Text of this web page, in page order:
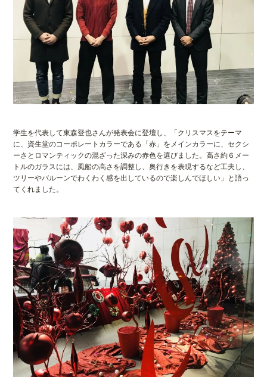
学生を代表して東森登也さんが発表会に登壇し、「クリスマスをテーマ
に、資生堂のコーポレートカラーである「赤」をメインカラーに、セクシ
ーさとロマンティックの混ざった深みの赤色を選びました。高さ約６メー
トルのガラスには、風船の高さを調整し、奥行きを表現するなど工夫し、
ツリーやバルーンでわくわく感を出しているので楽しんでほしい」と語っ
てくれました。